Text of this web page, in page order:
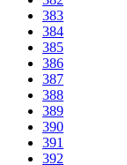
383
384
385
386
387
388
389
390
391
392